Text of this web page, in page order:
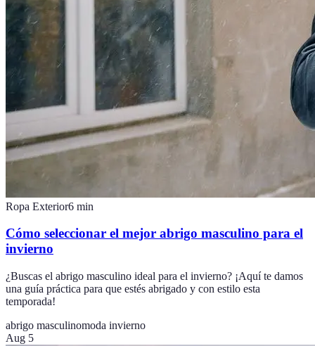
Ropa Exterior6 min
Cómo seleccionar el mejor abrigo masculino para el
invierno
¿Buscas el abrigo masculino ideal para el invierno? ¡Aquí te damos
una guía práctica para que estés abrigado y con estilo esta
temporada!
abrigo masculinomoda invierno
Aug 5